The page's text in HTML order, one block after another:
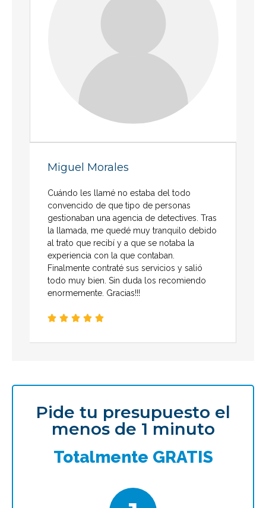
Miguel Morales
Cuándo les llamé no estaba del todo
convencido de que tipo de personas
gestionaban una agencia de detectives. Tras
la llamada, me quedé muy tranquilo debido
al trato que recibí y a que se notaba la
experiencia con la que contaban.
Finalmente contraté sus servicios y salió
todo muy bien. Sin duda los recomiendo
enormemente. Gracias!!!
    
Pide tu presupuesto el
menos de 1 minuto
Totalmente GRATIS